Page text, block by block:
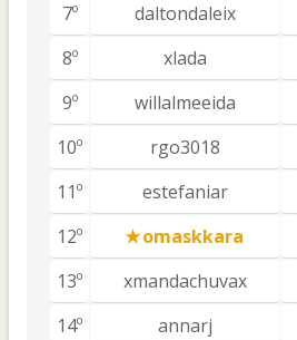
7º daltondaleix
8º
xlada
9º
willalmeeida
10º
rgo3018
11º
estefaniar
12º
omaskkara
13º
xmandachuvax
14º
annarj